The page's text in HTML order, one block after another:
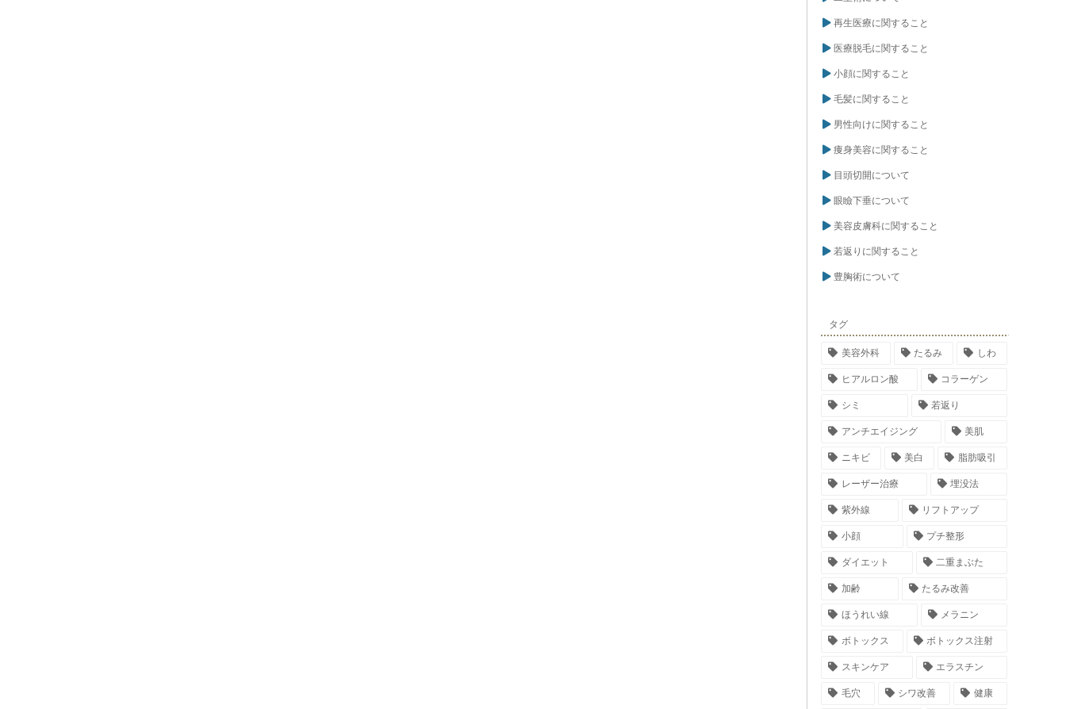
再生医療に関すること
医療脱毛に関すること
小顔に関すること
毛髪に関すること
男性向けに関すること
痩身美容に関すること
目頭切開について
眼瞼下垂について
美容皮膚科に関すること
若返りに関すること
豊胸術について
タグ
美容外科 たるみ しわ
ヒアルロン酸 コラーゲン
シミ 若返り
アンチエイジング 美肌
ニキビ 美白 脂肪吸引
レーザー治療 埋没法
紫外線 リフトアップ
小顔 プチ整形
ダイエット 二重まぶた
加齢 たるみ改善
ほうれい線 メラニン
ボトックス ボトックス注射
スキンケア エラスチン
毛穴 シワ改善 健康